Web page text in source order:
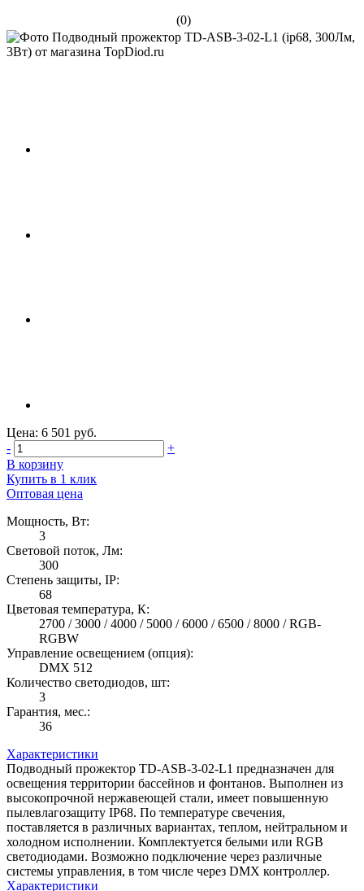
(0)
Цена: 6 501 руб.
-
+
В корзину
Купить в 1 клик
Оптовая цена
Мощность, Вт:
3
Световой поток, Лм:
300
Степень защиты, IP:
68
Цветовая температура, К:
2700 / 3000 / 4000 / 5000 / 6000 / 6500 / 8000 / RGB-
RGBW
Управление освещением (опция):
DMX 512
Количество светодиодов, шт:
3
Гарантия, мес.:
36
Характеристики
Подводный прожектор TD-ASB-3-02-L1 предназначен для
освещения территории бассейнов и фонтанов. Выполнен из
высокопрочной нержавеющей стали, имеет повышенную
пылевлагозащиту IP68. По температуре свечения,
поставляется в различных вариантах, теплом, нейтральном и
холодном исполнении. Комплектуется белыми или RGB
светодиодами. Возможно подключение через различные
системы управления, в том числе через DMX контроллер.
Характеристики